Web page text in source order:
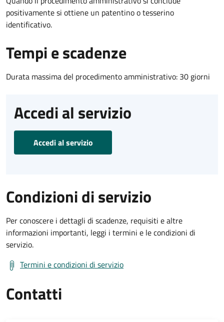
positivamente si ottiene un patentino o tesserino
identificativo.
Tempi e scadenze
Durata massima del procedimento amministrativo: 30 giorni
Accedi al servizio
Accedi al servizio
Condizioni di servizio
Per conoscere i dettagli di scadenze, requisiti e altre
informazioni importanti, leggi i termini e le condizioni di
servizio.
Termini e condizioni di servizio
Contatti